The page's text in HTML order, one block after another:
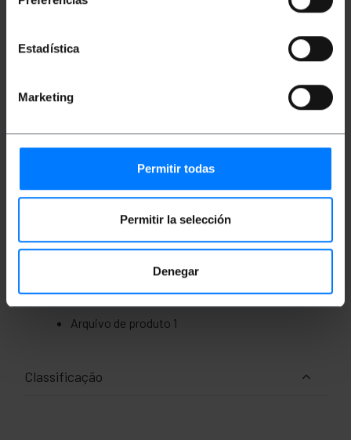
Estadística
Marketing
Permitir todas
Permitir la selección
Denegar
montadas e embaladas, prontas para
Eles atendem aos regulamentos e normas
mais exigentes: ANSI/EIARS-310-D, IEC297-
Medidas e Pesos
Peso bruto: 12.5 kg
Tamanhos do produto (largura x profundidade
x altura): 54.0 x 45.0 x 31.2 cm
Número de pacotes: 1
Tamanhos de pacotes: 60.0 x 51.5 x 38.0 cm
Arquivo de produto 1
Classificação